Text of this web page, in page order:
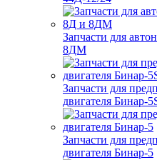
Запчасти для
8ДМ
Запчасти для
двигателя Бинар-
Запчасти для
двигателя Бинар-5